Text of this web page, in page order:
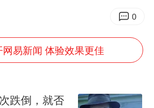
郑丽文：台湾从来没有“独立”过
几元成本的AI广告导致千万市值蒸发
酒店回应车内过夜被收150元
0
网易新闻 体验效果更佳
跌倒，就否